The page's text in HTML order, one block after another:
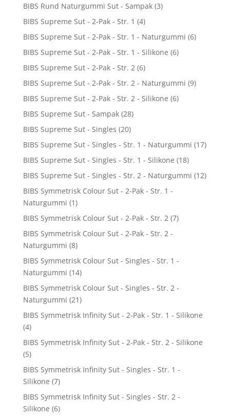
BIBS Rund Naturgummi Sut - Sampak (3)
BIBS Supreme Sut - 2-Pak - Str. 1 (4)
BIBS Supreme Sut - 2-Pak - Str. 1 - Naturgummi (6)
BIBS Supreme Sut - 2-Pak - Str. 1 - Silikone (6)
BIBS Supreme Sut - 2-Pak - Str. 2 (6)
BIBS Supreme Sut - 2-Pak - Str. 2 - Naturgummi (9)
BIBS Supreme Sut - 2-Pak - Str. 2 - Silikone (6)
BIBS Supreme Sut - Sampak (28)
BIBS Supreme Sut - Singles (20)
BIBS Supreme Sut - Singles - Str. 1 - Naturgummi (17)
BIBS Supreme Sut - Singles - Str. 1 - Silikone (18)
BIBS Supreme Sut - Singles - Str. 2 - Naturgummi (12)
BIBS Symmetrisk Colour Sut - 2-Pak - Str. 1 -
Naturgummi (1)
BIBS Symmetrisk Colour Sut - 2-Pak - Str. 2 (7)
BIBS Symmetrisk Colour Sut - 2-Pak - Str. 2 -
Naturgummi (8)
BIBS Symmetrisk Colour Sut - Singles - Str. 1 -
Naturgummi (14)
BIBS Symmetrisk Colour Sut - Singles - Str. 2 -
Naturgummi (21)
BIBS Symmetrisk Infinity Sut - 2-Pak - Str. 1 - Silikone
(4)
BIBS Symmetrisk Infinity Sut - 2-Pak - Str. 2 - Silikone
(5)
BIBS Symmetrisk Infinity Sut - Singles - Str. 1 -
Silikone (7)
BIBS Symmetrisk Infinity Sut - Singles - Str. 2 -
Silikone (6)